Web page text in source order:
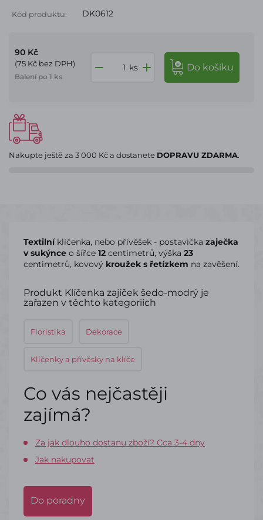
Kód produktu: DK0612
90 Kč
(75 Kč bez DPH)
Balení po 1 ks
ks do košíku
Nakupte ještě za 3 000 Kča dostanete DOPRAVU ZDARMA.
Textilníklíčenka, nebo přívěšek - postavička zaječka
v sukýnce o šířce 12 centimetrů, výška 23
centimetrů, kovový kroužek s řetízkem na zavěšení.
Produkt Klíčenka zajíček šedo-modrý je
zařazen v těchto kategoriích
Floristika Dekorace
Klíčenky a přívěsky na klíče
Co vás nejčastěji
zajímá?
Za jak dlouho dostanu zboží? Cca 3-4 dny
Jak nakupovat
Do poradny